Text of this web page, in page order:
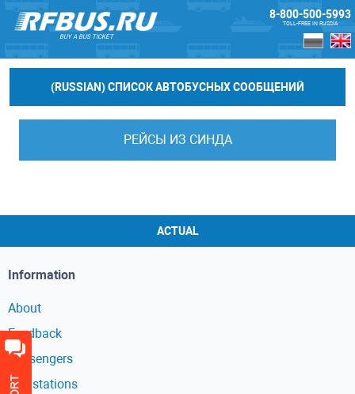
BUY A BUS TICKET
8-800-500-5993
TOLL-FREE IN RUSSIA
(RUSSIAN) СПИСОК АВТОБУСНЫХ СООБЩЕНИЙ
РЕЙСЫ ИЗ СИНДА
ACTUAL
Information
About
Feedback
Passengers
Bus stations